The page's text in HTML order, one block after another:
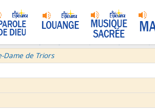
et la théologie négative d'après Denys
Dame de Triors